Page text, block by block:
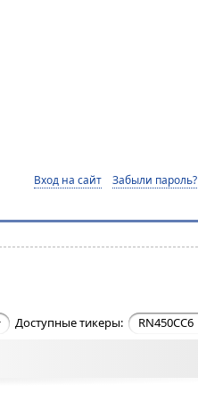
Вход на сайт Забыли пароль?
Доступные тикеры: RN450CC6